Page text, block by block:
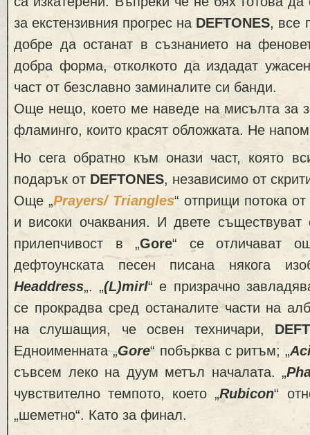
за екстензивния прогрес на DEFTONES, все
добре да останат в съзнанието на
добра форма, отколкото да издадат
част от безславно заминалите си банди.
Още нещо, което ме наведе на мисълта за
фламинго, които красят обложката. Не
Но сега обратно към онази част, която
подарък от DEFTONES, независимо от
Още „Prayers/ Triangles“ отприщи потока
и високи очаквания. И двете
прилепчивост в „Gore“ се отличават
дефтоунската песен писана някога
Headdress„. „(L)mirl“ е призрачно
се прокрадва сред останалите части на
на слушащия, че освен техничари,
Едноименната „Gore“ побърква с ритъм; „
съвсем леко на дуум метъл началата. „
чувствително темпото, което „Rubicon“
„шеметно“. Като за финал.